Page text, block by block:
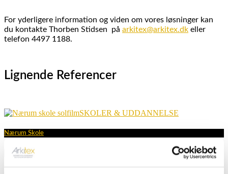
For yderligere information og viden om vores løsninger kan
du kontakte Thorben Stidsen på arkitex@arkitex.dk eller
telefon 4497 1188.
Lignende Referencer
SKOLER & UDDANNELSE
Nærum Skole